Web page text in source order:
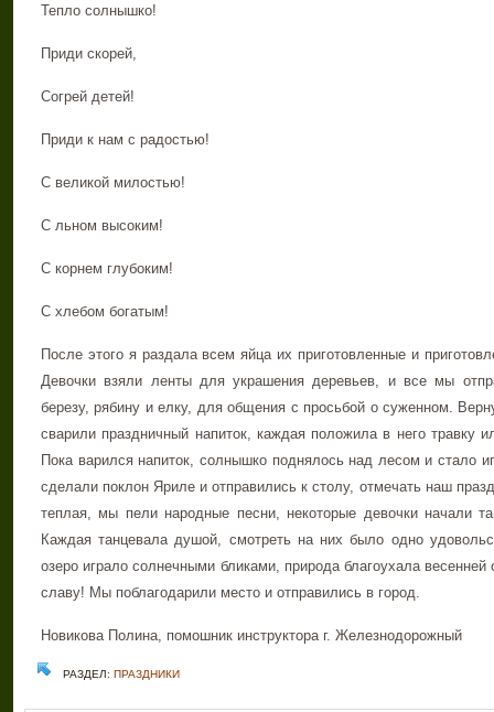
Тепло солнышко!
Приди скорей,
Согрей детей!
Приди к нам с радостью!
С великой милостью!
С льном высоким!
С корнем глубоким!
С хлебом богатым!
После этого я раздала всем яйца их приготовленные и
Девочки взяли ленты для украшения деревьев, и все мы
березу, рябину и елку, для общения с просьбой о суженном.
сварили праздничный напиток, каждая положила в него травку
Пока варился напиток, солнышко поднялось над лесом и стало
сделали поклон Яриле и отправились к столу, отмечать наш
теплая, мы пели народные песни, некоторые девочки начали
Каждая танцевала душой, смотреть на них было одно
озеро играло солнечными бликами, природа благоухала
славу! Мы поблагодарили место и отправились в город.
Новикова Полина, помошник инструктора г. Железнодорожный
РАЗДЕЛ: ПРАЗДНИКИ